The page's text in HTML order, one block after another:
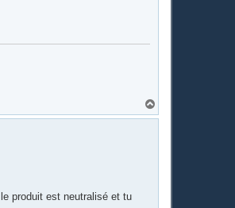
a
produit est neutralisé et tu